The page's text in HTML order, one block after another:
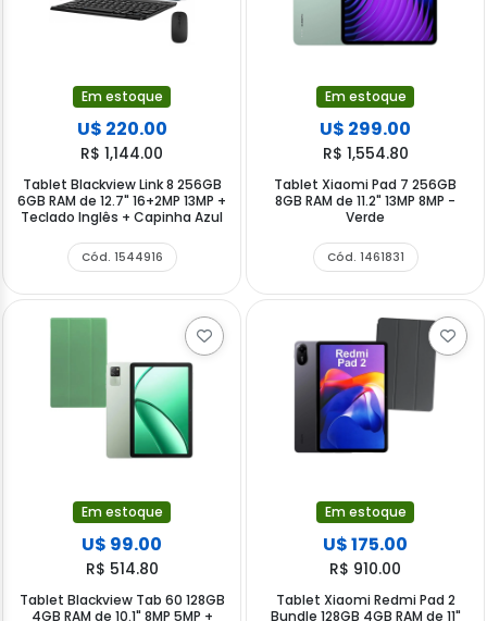
Em estoque
U$ 220.00
R$ 1,144.00
Tablet Blackview Link 8 256GB
6GB RAM de 12.7" 16+2MP 13MP +
Teclado Inglês + Capinha Azul
Cód. 1544916
Em estoque
U$ 299.00
R$ 1,554.80
Tablet Xiaomi Pad 7 256GB
8GB RAM de 11.2" 13MP 8MP -
Verde
Cód. 1461831
Em estoque
U$ 99.00
R$ 514.80
Tablet Blackview Tab 60 128GB
4GB RAM de 10.1" 8MP 5MP +
Em estoque
U$ 175.00
R$ 910.00
Tablet Xiaomi Redmi Pad 2
Bundle 128GB 4GB RAM de 11"